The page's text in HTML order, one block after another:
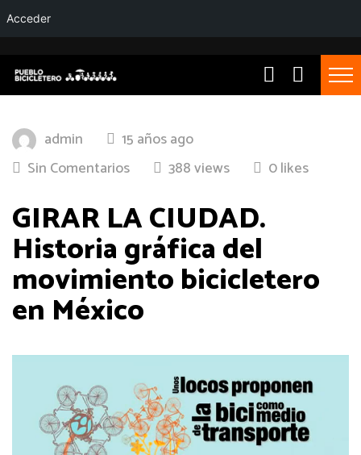
admin
15 años ago
Sin Comentarios
388 views 0 likes
GIRAR LA CIUDAD.
Historia gráfica del
movimiento bicicletero
en México
Acceder